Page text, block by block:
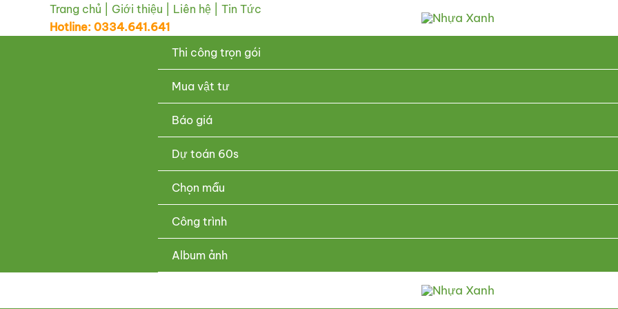
Trang chủ Giới thiệu Liên hệ
Tin Tức
Hotline: 0334.641.641
Thi công trọn gói
Mua vật tư
Báo giá
Dự toán 60s
Chọn mẫu
Công trình
Album ảnh